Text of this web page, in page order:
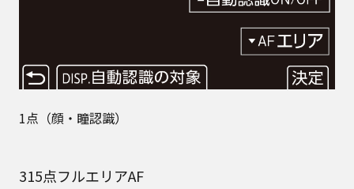
1点（顔・瞳認識）
315点フルエリアAF